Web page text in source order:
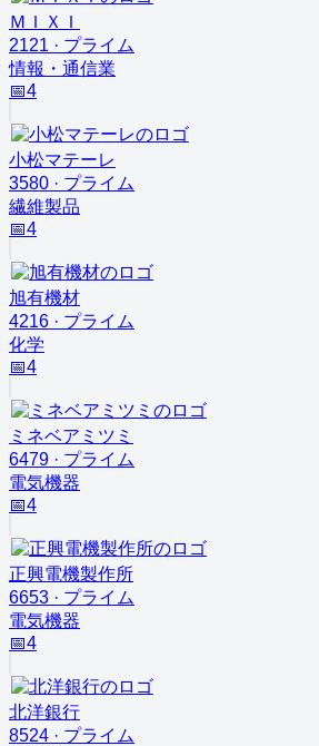
ＭＩＸＩ
2121 · プライム
情報・通信業
📅4
小松マテーレ
3580 · プライム
繊維製品
📅4
旭有機材
4216 · プライム
化学
📅4
ミネベアミツミ
6479 · プライム
電気機器
📅4
正興電機製作所
6653 · プライム
電気機器
📅4
北洋銀行
8524 · プライム